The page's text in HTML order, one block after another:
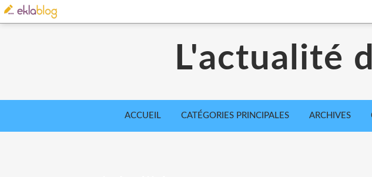
L'actualité
ACCUEIL CATÉGORIES PRINCIPALES ARCHIVES